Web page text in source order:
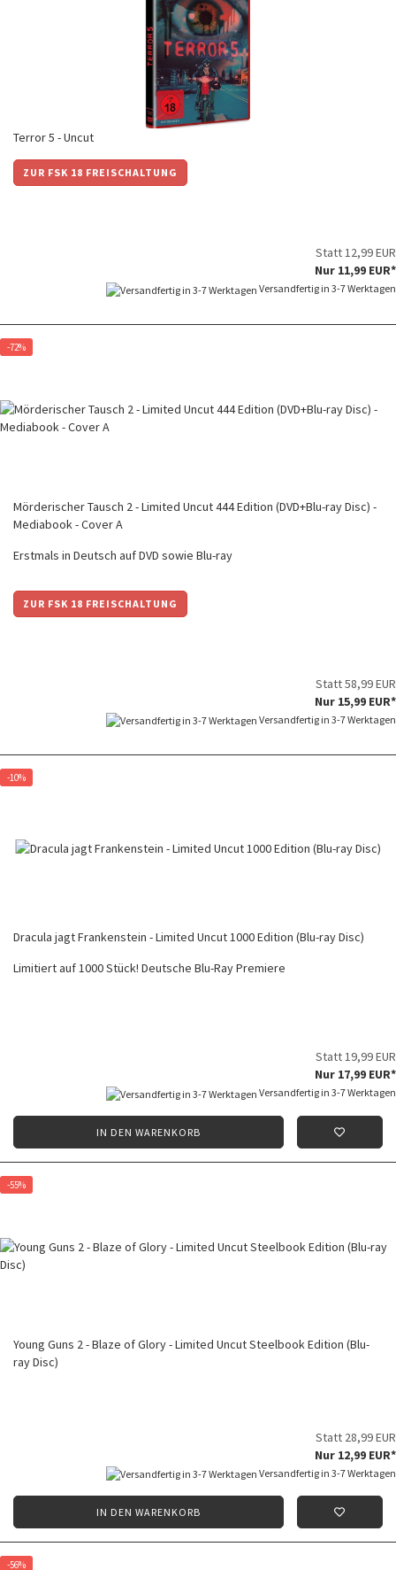
Terror 5 - Uncut
ZUR FSK 18 FREISCHALTUNG
Statt 12,99 EUR
Nur 11,99 EUR*
Versandfertig in 3-7 Werktagen
-72%
Mörderischer Tausch 2 - Limited Uncut 444 Edition (DVD+Blu-ray Disc) -
Mediabook - Cover A
Erstmals in Deutsch auf DVD sowie Blu-ray
ZUR FSK 18 FREISCHALTUNG
Statt 58,99 EUR
Nur 15,99 EUR*
Versandfertig in 3-7 Werktagen
-10%
Dracula jagt Frankenstein - Limited Uncut 1000 Edition (Blu-ray Disc)
Limitiert auf 1000 Stück! Deutsche Blu-Ray Premiere
Statt 19,99 EUR
Nur 17,99 EUR*
Versandfertig in 3-7 Werktagen
IN DEN WARENKORB
-55%
Young Guns 2 - Blaze of Glory - Limited Uncut Steelbook Edition (Blu-
ray Disc)
Statt 28,99 EUR
Nur 12,99 EUR*
Versandfertig in 3-7 Werktagen
IN DEN WARENKORB
-56%